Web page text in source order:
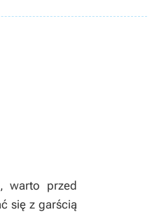
warto przed
się z garścią